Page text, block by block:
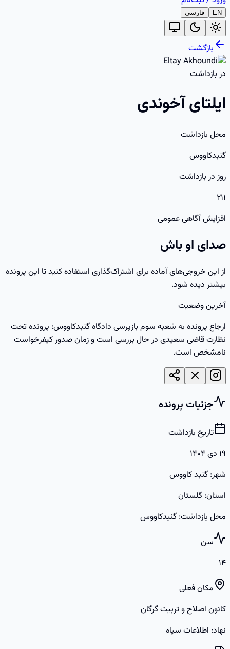
EN فارسی
بازگشت
در بازداشت
ایلتای آخوندی
محل بازداشت
گنبدکاووس
روز در بازداشت
۲۱۱
افزایش آگاهی عمومی
صدای او باش
از این خروجی‌های آماده برای اشتراک‌گذاری استفاده کنید تا این پرونده
بیشتر دیده شود.
آخرین وضعیت
ارجاع پرونده به شعبه سوم بازپرسی دادگاه گنبدکاووس: پرونده تحت
نظارت قاضی سعیدی در حال بررسی است و زمان صدور کیفرخواست
نامشخص است.
جزئیات پرونده
تاریخ بازداشت
۱۹ دی ۱۴۰۴
شهر: گنبد کاووس
استان: گلستان
محل بازداشت: گنبدکاووس
سن
۱۴
مکان فعلی
کانون اصلاح و تربیت گرگان
نهاد: اطلاعات سپاه